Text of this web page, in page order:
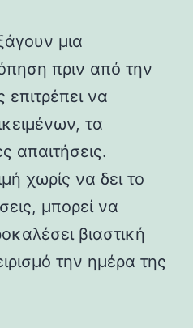
μια
πριν από την
να
τα
απαιτήσεις.
χωρίς να δει το
μπορεί να
βιαστική
την ημέρα της